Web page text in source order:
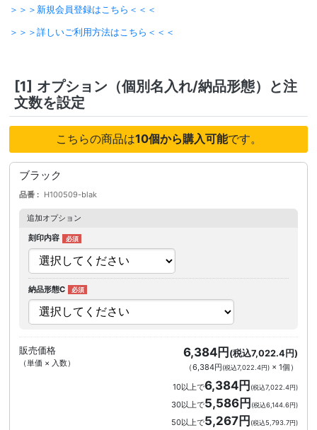
＞＞＞新規会員登録はこちら＜＜＜
＞＞＞詳しいご利用方法はこちら＜＜＜
[1] オプション（個別名入れ/納品形態）と注
文数を設定
こちらの商品は10個から購入可能です。
ブラック
品番 H100509-blak
追加オプション
刻印内容
納品形態C
販売価格
（単価 × 入数）
6,384円 (税込7,022.4円)
（6,384円(税込7,022.4円)× 1個 ）
10以上で6,384円(税込7,022.4円)
30以上で5,586円(税込6,144.6円)
50以上で5,267円(税込5,793.7円)